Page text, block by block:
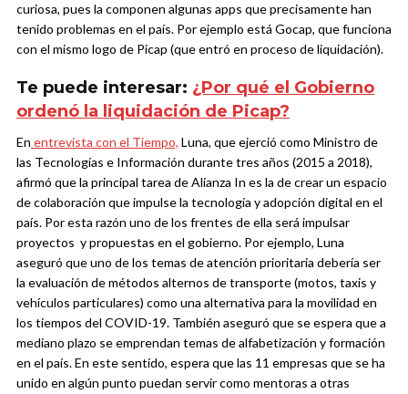
curiosa, pues la componen algunas apps que precisamente han
tenido problemas en el país. Por ejemplo está Gocap, que funciona
con el mismo logo de Picap (que entró en proceso de liquidación).
Te puede interesar: ¿Por qué el Gobierno
ordenó la liquidación de Picap?
En entrevista con el Tiempo, Luna, que ejerció como Ministro de
las Tecnologías e Información durante tres años (2015 a 2018),
afirmó que la principal tarea de Alianza In es la de crear un espacio
de colaboración que impulse la tecnología y adopción digital en el
país. Por esta razón uno de los frentes de ella será impulsar
proyectos y propuestas en el gobierno. Por ejemplo, Luna
aseguró que uno de los temas de atención prioritaria debería ser
la evaluación de métodos alternos de transporte (motos, taxis y
vehículos particulares) como una alternativa para la movilidad en
los tiempos del COVID-19. También aseguró que se espera que a
mediano plazo se emprendan temas de alfabetización y formación
en el país. En este sentido, espera que las 11 empresas que se ha
unido en algún punto puedan servir como mentoras a otras